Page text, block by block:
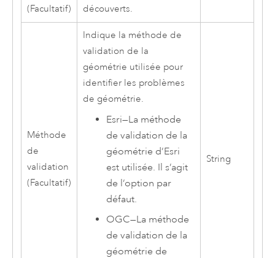
(Facultatif)
découverts.
Méthode
de
validation
(Facultatif)
Indique la méthode de
validation de la
géométrie utilisée pour
identifier les problèmes
de géométrie.
Esri—La méthode
de validation de la
géométrie d’Esri
est utilisée. Il s’agit
de l’option par
défaut.
OGC—La méthode
de validation de la
géométrie de
String